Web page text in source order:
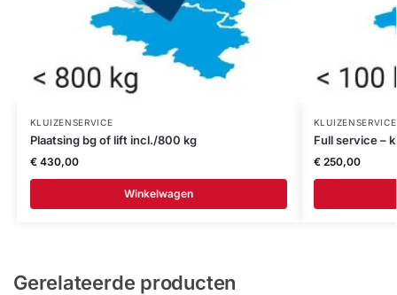
KLUIZENSERVICE
Plaatsing bg of lift incl./800 kg
€430,00
Winkelwagen
KLUIZENSERVICE
Full service –
€250,00
Gerelateerde producten